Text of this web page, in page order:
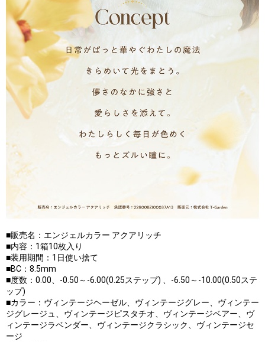
■販売名：エンジェルカラー アクアリッチ
■内容：1箱10枚入り
■装用期間：1日使い捨て
■BC：8.5mm
■度数：0.00、-0.50～-6.00(0.25ステップ) 、-6.50～-10.00(0.50ステ
ップ)
■カラー：ヴィンテージヘーゼル、ヴィンテージグレー、ヴィンテー
ジグレージュ、ヴィンテージピスタチオ、ヴィンテージベアー、ヴ
ィンテージラベンダー、ヴィンテージクラシック、ヴィンテージセ
ージ